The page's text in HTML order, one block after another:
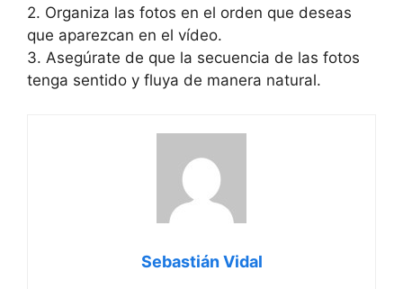
2. Organiza las fotos en el‌ orden que deseas
que aparezcan⁢ en el vídeo.
3.⁣ Asegúrate⁤ de que la secuencia de⁤ las fotos
tenga sentido y fluya de manera natural.
Sebastián Vidal